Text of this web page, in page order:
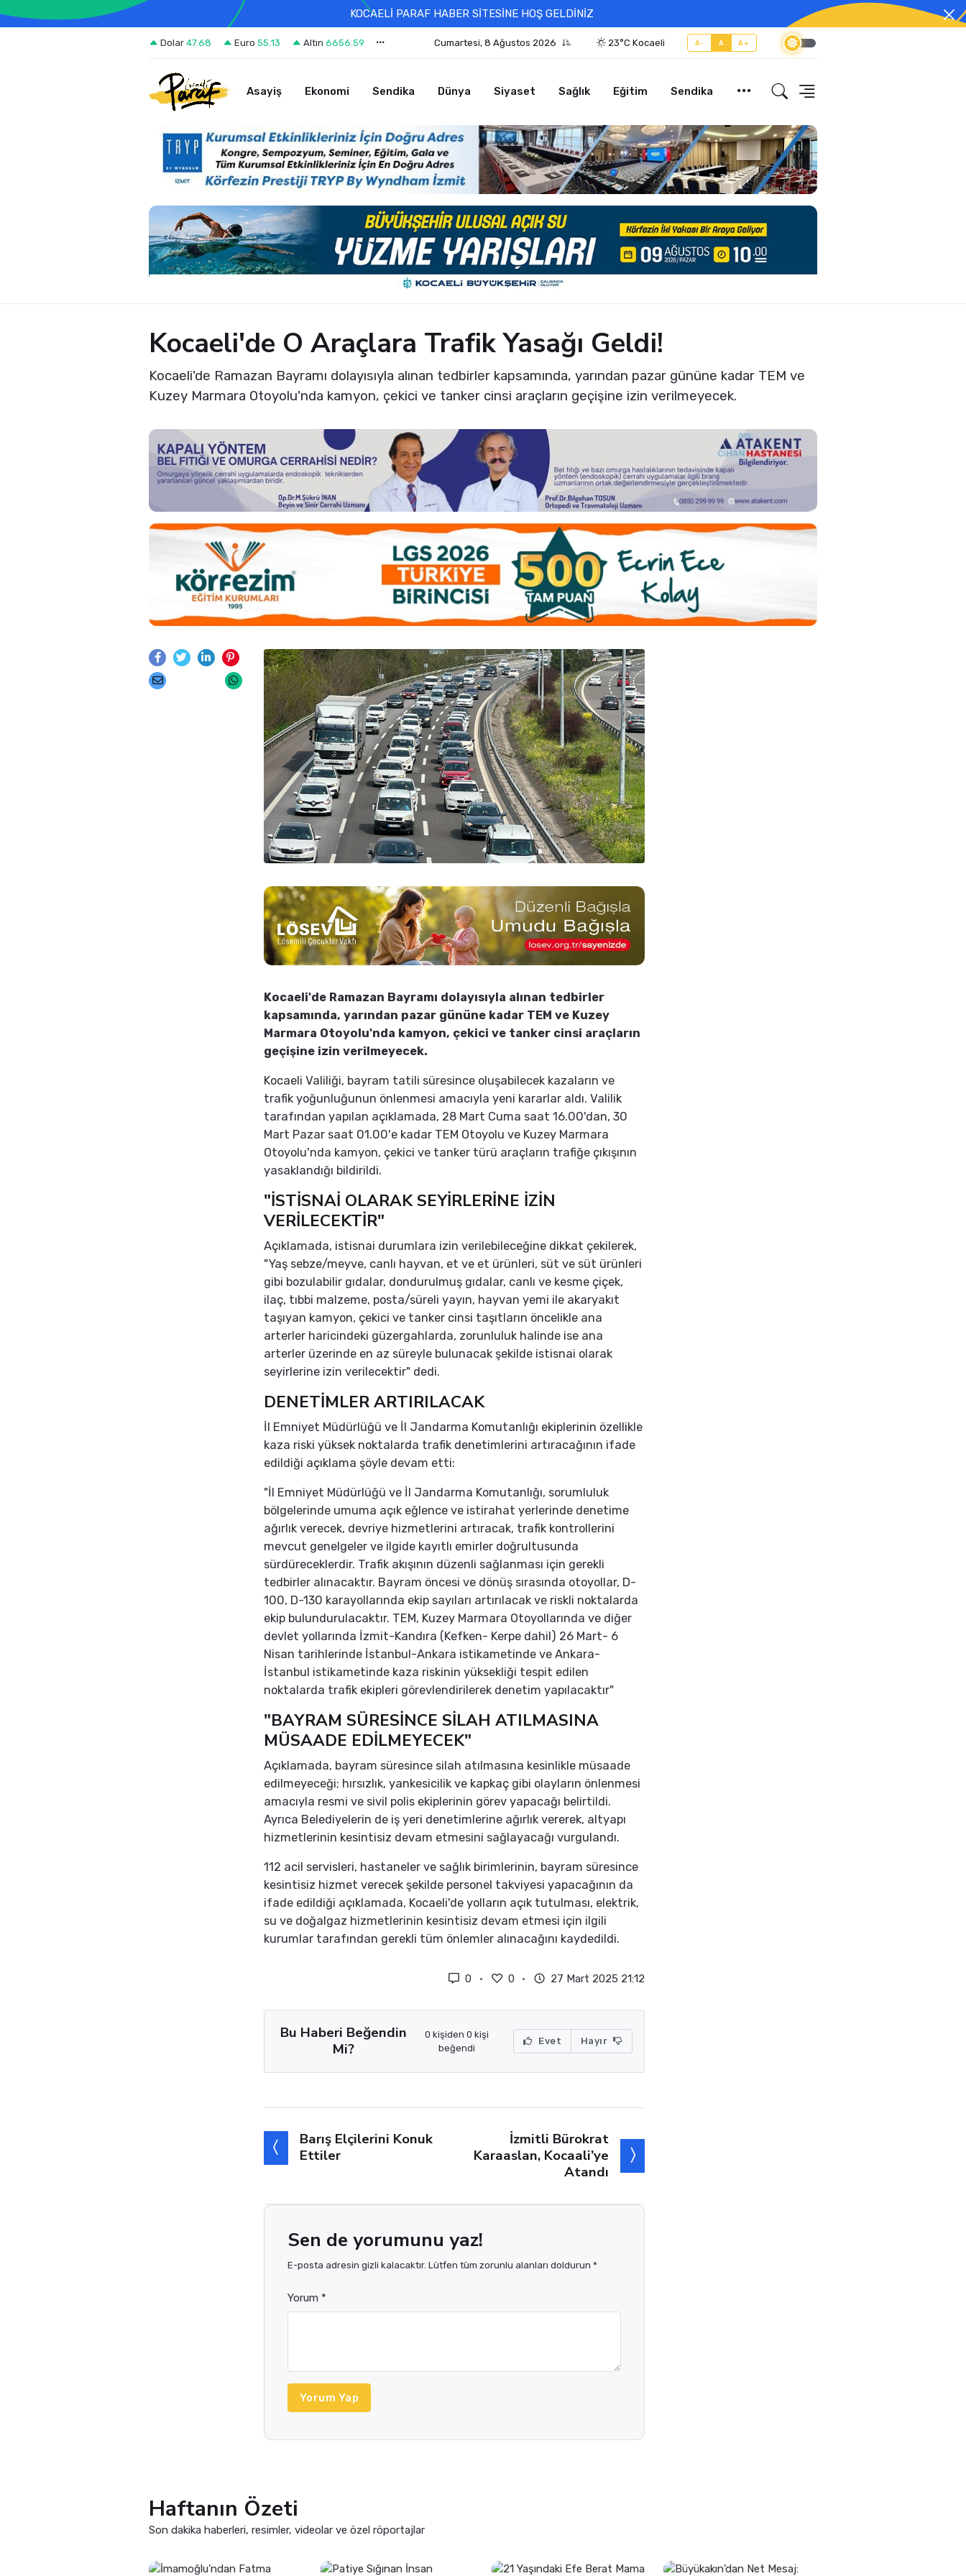
KOCAELİ PARAF HABER SİTESİNE HOŞ GELDİNİZ
Dolar 47.68 Euro 55.13 Altın 6656.59 Cumartesi, 8 Ağustos 2026 23°C Kocaeli A- A A+
Asayiş Ekonomi Sendika Dünya Siyaset Sağlık Eğitim Sendika
Kocaeli'de O Araçlara Trafik Yasağı Geldi!
Kocaeli'de Ramazan Bayramı dolayısıyla alınan tedbirler kapsamında, yarından pazar gününe kadar TEM ve
Kuzey Marmara Otoyolu'nda kamyon, çekici ve tanker cinsi araçların geçişine izin verilmeyecek.
Kocaeli'de Ramazan Bayramı dolayısıyla alınan tedbirler
kapsamında, yarından pazar gününe kadar TEM ve Kuzey
Marmara Otoyolu'nda kamyon, çekici ve tanker cinsi araçların
geçişine izin verilmeyecek.
Kocaeli Valiliği, bayram tatili süresince oluşabilecek kazaların ve
trafik yoğunluğunun önlenmesi amacıyla yeni kararlar aldı. Valilik
tarafından yapılan açıklamada, 28 Mart Cuma saat 16.00'dan, 30
Mart Pazar saat 01.00'e kadar TEM Otoyolu ve Kuzey Marmara
Otoyolu'nda kamyon, çekici ve tanker türü araçların trafiğe çıkışının
yasaklandığı bildirildi.
"İSTİSNAİ OLARAK SEYİRLERİNE İZİN
VERİLECEKTİR"
Açıklamada, istisnai durumlara izin verilebileceğine dikkat çekilerek,
"Yaş sebze/meyve, canlı hayvan, et ve et ürünleri, süt ve süt ürünleri
gibi bozulabilir gıdalar, dondurulmuş gıdalar, canlı ve kesme çiçek,
ilaç, tıbbi malzeme, posta/süreli yayın, hayvan yemi ile akaryakıt
taşıyan kamyon, çekici ve tanker cinsi taşıtların öncelikle ana
arterler haricindeki güzergahlarda, zorunluluk halinde ise ana
arterler üzerinde en az süreyle bulunacak şekilde istisnai olarak
seyirlerine izin verilecektir" dedi.
DENETİMLER ARTIRILACAK
İl Emniyet Müdürlüğü ve İl Jandarma Komutanlığı ekiplerinin özellikle
kaza riski yüksek noktalarda trafik denetimlerini artıracağının ifade
edildiği açıklama şöyle devam etti:
"İl Emniyet Müdürlüğü ve İl Jandarma Komutanlığı, sorumluluk
bölgelerinde umuma açık eğlence ve istirahat yerlerinde denetime
ağırlık verecek, devriye hizmetlerini artıracak, trafik kontrollerini
mevcut genelgeler ve ilgide kayıtlı emirler doğrultusunda
sürdüreceklerdir. Trafik akışının düzenli sağlanması için gerekli
tedbirler alınacaktır. Bayram öncesi ve dönüş sırasında otoyollar, D-
100, D-130 karayollarında ekip sayıları artırılacak ve riskli noktalarda
ekip bulundurulacaktır. TEM, Kuzey Marmara Otoyollarında ve diğer
devlet yollarında İzmit-Kandıra (Kefken- Kerpe dahil) 26 Mart- 6
Nisan tarihlerinde İstanbul-Ankara istikametinde ve Ankara-
İstanbul istikametinde kaza riskinin yüksekliği tespit edilen
noktalarda trafik ekipleri görevlendirilerek denetim yapılacaktır"
"BAYRAM SÜRESİNCE SİLAH ATILMASINA
MÜSAADE EDİLMEYECEK"
Açıklamada, bayram süresince silah atılmasına kesinlikle müsaade
edilmeyeceği; hırsızlık, yankesicilik ve kapkaç gibi olayların önlenmesi
amacıyla resmi ve sivil polis ekiplerinin görev yapacağı belirtildi.
Ayrıca Belediyelerin de iş yeri denetimlerine ağırlık vererek, altyapı
hizmetlerinin kesintisiz devam etmesini sağlayacağı vurgulandı.
112 acil servisleri, hastaneler ve sağlık birimlerinin, bayram süresince
kesintisiz hizmet verecek şekilde personel takviyesi yapacağının da
ifade edildiği açıklamada, Kocaeli'de yolların açık tutulması, elektrik,
su ve doğalgaz hizmetlerinin kesintisiz devam etmesi için ilgili
kurumlar tarafından gerekli tüm önlemler alınacağını kaydedildi.
0 0 27 Mart 2025 21:12
Bu Haberi Beğendin
Mi?
0 kişiden 0 kişi
beğendi
Evet Hayır
Barış Elçilerini Konuk
Ettiler
İzmitli Bürokrat
Karaaslan, Kocaali’ye
Atandı
Sen de yorumunu yaz!
E-posta adresin gizli kalacaktır. Lütfen tüm zorunlu alanları doldurun *
Yorum *
Yorum Yap
Haftanın Özeti
Son dakika haberleri, resimler, videolar ve özel röportajlar